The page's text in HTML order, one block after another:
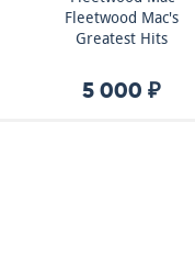
Fleetwood Mac's
Greatest Hits
5 000 ₽